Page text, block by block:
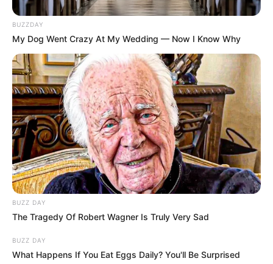
BUZZDAY
My Dog Went Crazy At My Wedding — Now I Know Why
BUZZ DAY
The Tragedy Of Robert Wagner Is Truly Very Sad
BUZZ DAY
What Happens If You Eat Eggs Daily? You'll Be Surprised